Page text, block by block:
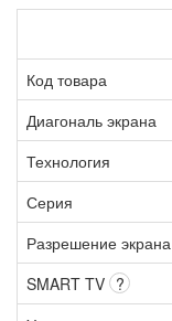
Код товара
Диагональ экрана
Технология
Серия
Разрешение экрана
SMART TV ?